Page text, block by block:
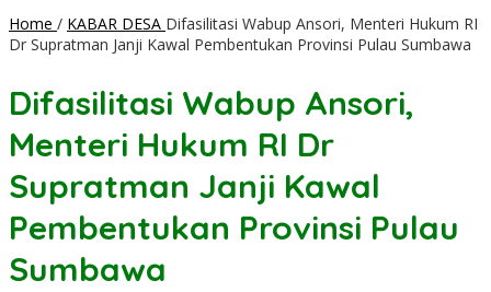
Home / KABAR DESA Difasilitasi Wabup Ansori, Menteri Hukum RI
Dr Supratman Janji Kawal Pembentukan Provinsi Pulau Sumbawa
Difasilitasi Wabup Ansori,
Menteri Hukum RI Dr
Supratman Janji Kawal
Pembentukan Provinsi Pulau
Sumbawa